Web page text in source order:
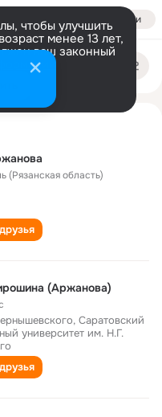
Войти
чтобы улучшить
менее 13 лет,
ваш законный
(Рязанская область)
(Аржанова)
Саратовский
университет им. Н.Г.